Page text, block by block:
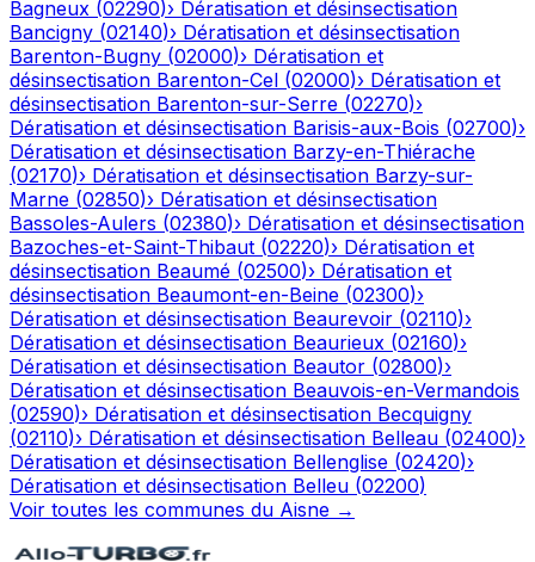
Bagneux (02290)› Dératisation et désinsectisation
Bancigny (02140)› Dératisation et désinsectisation
Barenton-Bugny (02000)› Dératisation et
désinsectisation Barenton-Cel (02000)› Dératisation et
désinsectisation Barenton-sur-Serre (02270)›
Dératisation et désinsectisation Barisis-aux-Bois (02700)›
Dératisation et désinsectisation Barzy-en-Thiérache
(02170)› Dératisation et désinsectisation Barzy-sur-
Marne (02850)› Dératisation et désinsectisation
Bassoles-Aulers (02380)› Dératisation et désinsectisation
Bazoches-et-Saint-Thibaut (02220)› Dératisation et
désinsectisation Beaumé (02500)› Dératisation et
désinsectisation Beaumont-en-Beine (02300)›
Dératisation et désinsectisation Beaurevoir (02110)›
Dératisation et désinsectisation Beaurieux (02160)›
Dératisation et désinsectisation Beautor (02800)›
Dératisation et désinsectisation Beauvois-en-Vermandois
(02590)› Dératisation et désinsectisation Becquigny
(02110)› Dératisation et désinsectisation Belleau (02400)›
Dératisation et désinsectisation Bellenglise (02420)›
Dératisation et désinsectisation Belleu (02200)
Voir toutes les communes du Aisne →